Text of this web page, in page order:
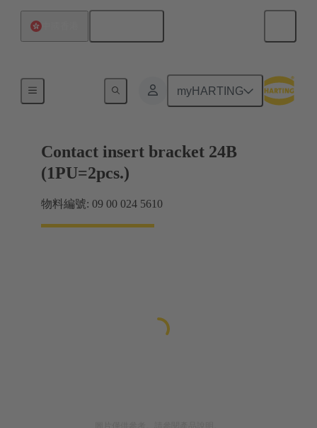
myHARTING
Contact insert bracket 24B
(1PU=2pcs.)
物料編號: 09 00 024 5610